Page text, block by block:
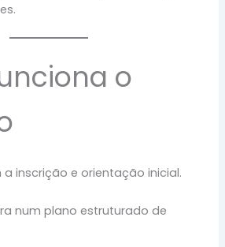
o
inscrição e orientação inicial.
num plano estruturado de